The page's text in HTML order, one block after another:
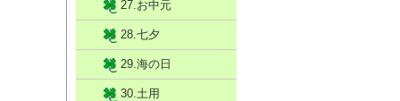
27.お中元
28.七夕
29.海の日
30.土用